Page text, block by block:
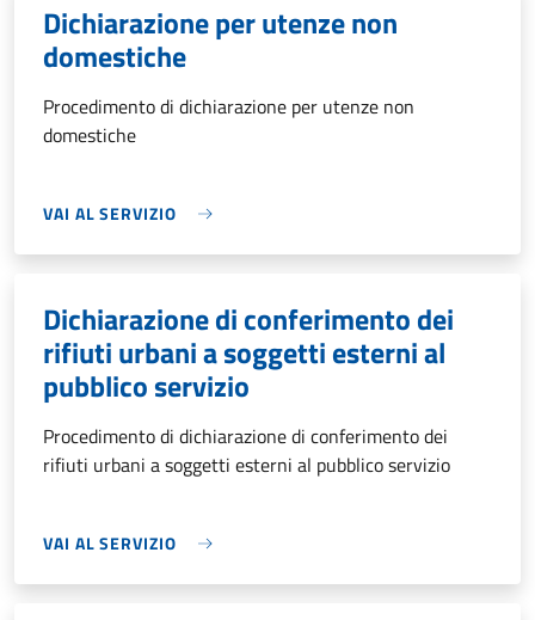
Dichiarazione per utenze non
domestiche
Procedimento di dichiarazione per utenze non
domestiche
VAI AL SERVIZIO
Dichiarazione di conferimento dei
rifiuti urbani a soggetti esterni al
pubblico servizio
Procedimento di dichiarazione di conferimento dei
rifiuti urbani a soggetti esterni al pubblico servizio
VAI AL SERVIZIO